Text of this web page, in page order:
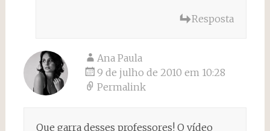
Resposta
Ana Paula
9 de julho de 2010 em 10:28
Permalink
Que garra desses professores! O vídeo